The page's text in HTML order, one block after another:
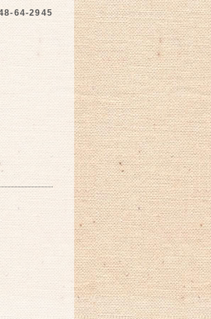
64-2945